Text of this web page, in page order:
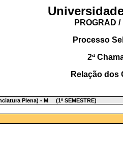
PROGRAD
Processo
2ª
Relação dos
Plena) - M (1º SEMESTRE)